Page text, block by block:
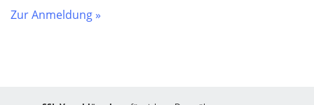
Zur Anmeldung »